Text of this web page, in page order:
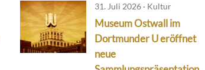
31. Juli 2026 · Kultur
Museum Ostwall im
Dortmunder U eröffnet
neue